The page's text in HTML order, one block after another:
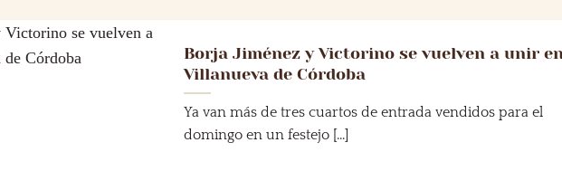
Borja Jiménez y Victorino se vuelven a unir
Villanueva de Córdoba
Ya van más de tres cuartos de entrada vendidos para el
domingo en un festejo [...]